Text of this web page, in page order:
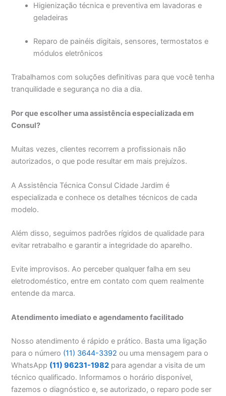
Higienização técnica e preventiva em lavadoras e
geladeiras
Reparo de painéis digitais, sensores, termostatos e
módulos eletrônicos
Trabalhamos com soluções definitivas para que você tenha
tranquilidade e segurança no dia a dia.
Por que escolher uma assistência especializada em
Consul?
Muitas vezes, clientes recorrem a profissionais não
autorizados, o que pode resultar em mais prejuízos.
A Assistência Técnica Consul Cidade Jardim é
especializada e conhece os detalhes técnicos de cada
modelo.
Além disso, seguimos padrões rígidos de qualidade para
evitar retrabalho e garantir a integridade do aparelho.
Evite improvisos. Ao perceber qualquer falha em seu
eletrodoméstico, entre em contato com quem realmente
entende da marca.
Atendimento imediato e agendamento facilitado
Nosso atendimento é rápido e prático. Basta uma ligação
para o número (11) 3644-3392 ou uma mensagem para o
WhatsApp (11) 96231-1982 para agendar a visita de um
técnico qualificado. Informamos o horário disponível,
fazemos o diagnóstico e, se autorizado, o reparo pode ser